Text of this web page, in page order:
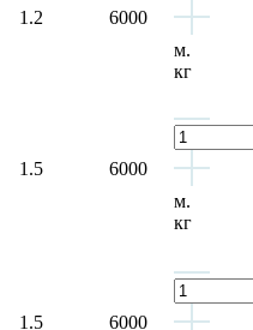
1.2
6000
м.
кг
1.5
6000
м.
кг
1.5 6000